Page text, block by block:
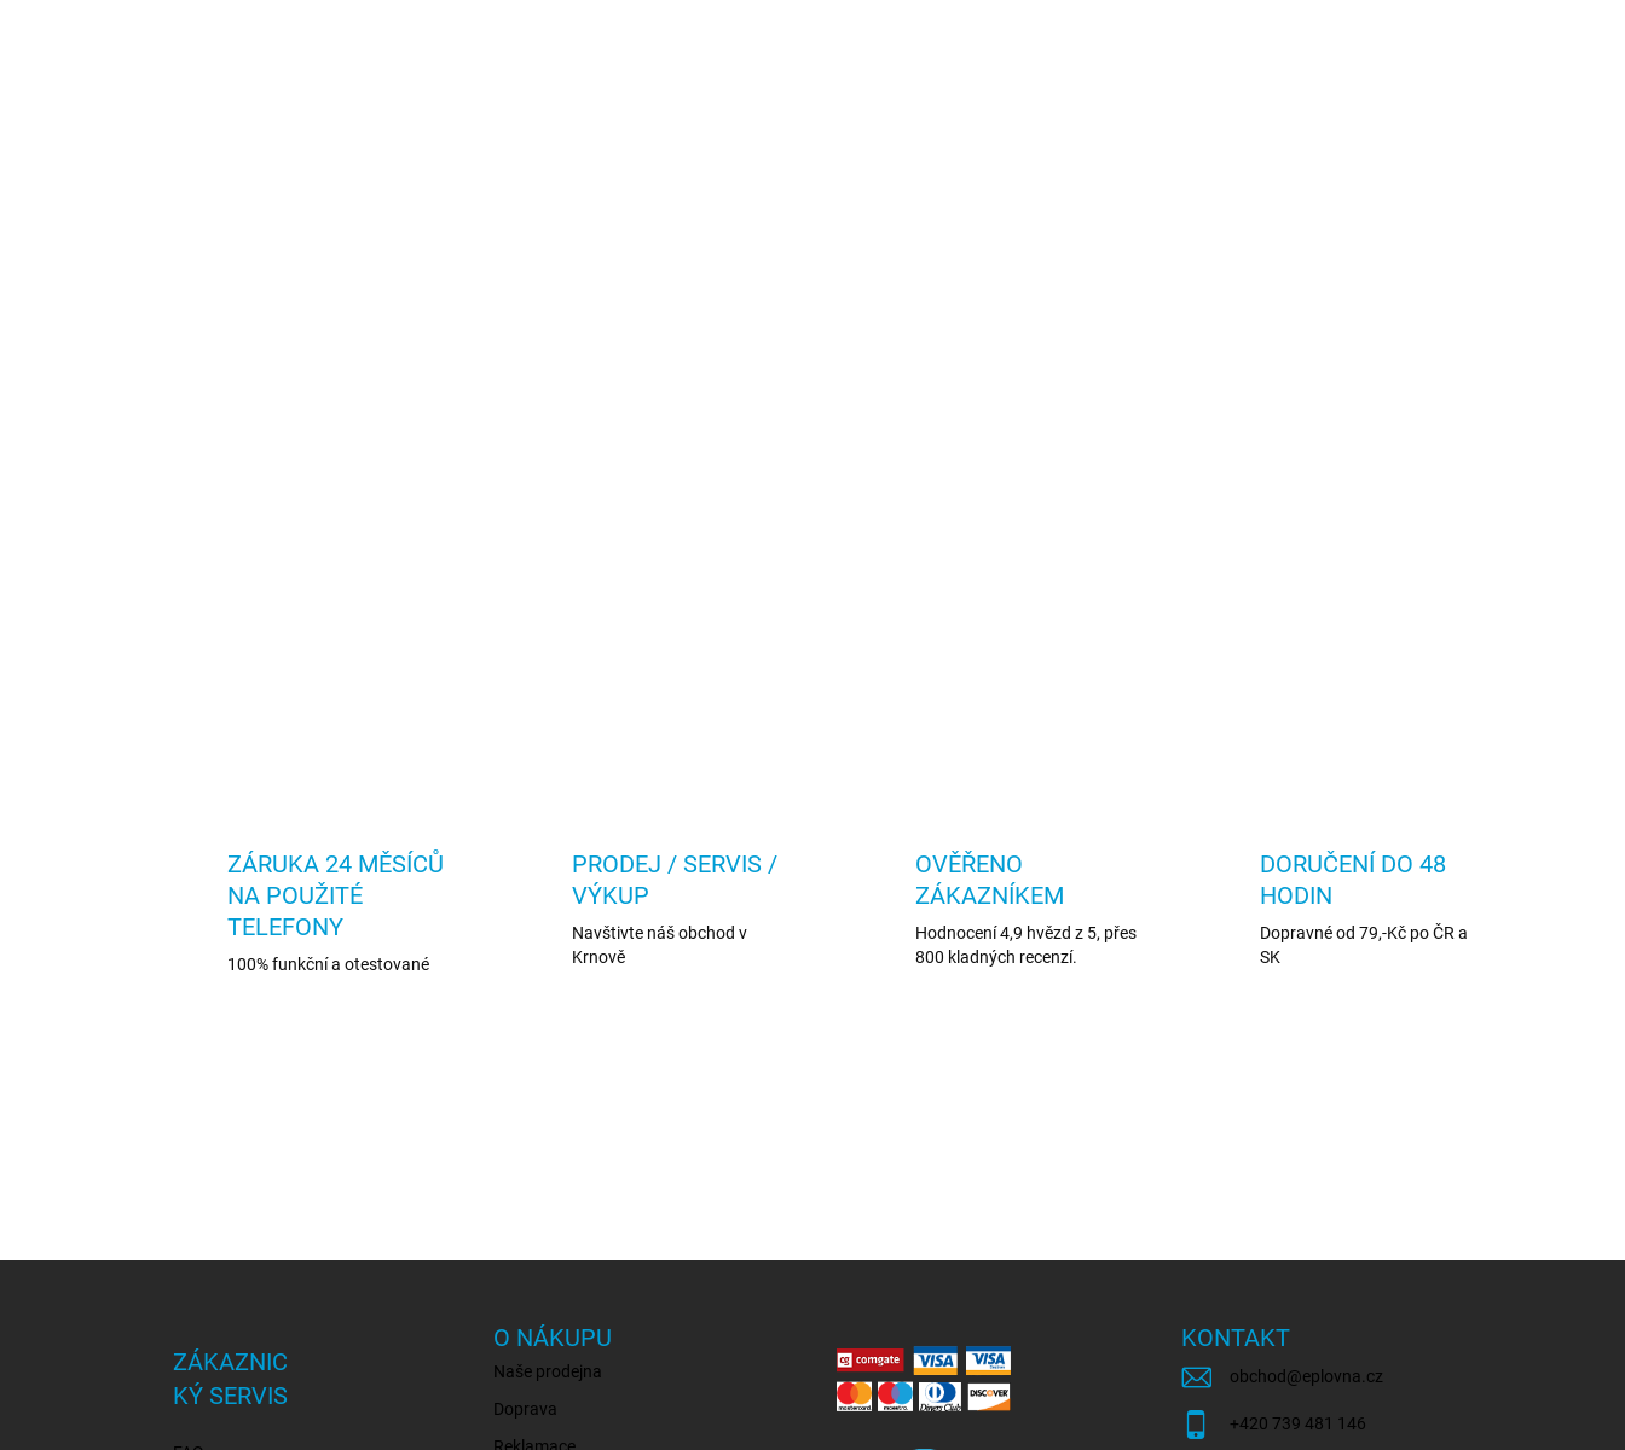
ZÁRUKA 24 MĚSÍCŮ
NA POUŽITÉ
TELEFONY
100% funkční a otestované
PRODEJ / SERVIS /
VÝKUP
Navštivte náš obchod v
Krnově
OVĚŘENO
ZÁKAZNÍKEM
Hodnocení 4,9 hvězd z 5, přes
800 kladných recenzí.
DORUČENÍ DO 48
HODIN
Dopravné od 79,-Kč po ČR a
SK
ZÁKAZNIC
KÝ SERVIS
O NÁKUPU
Naše prodejna
Doprava
KONTAKT
obchod @eplovna.cz
+420 739 481 146